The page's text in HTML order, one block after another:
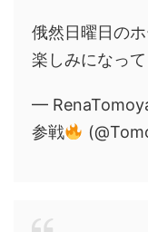
俄然日曜日の
楽しみになっ
—
参戦